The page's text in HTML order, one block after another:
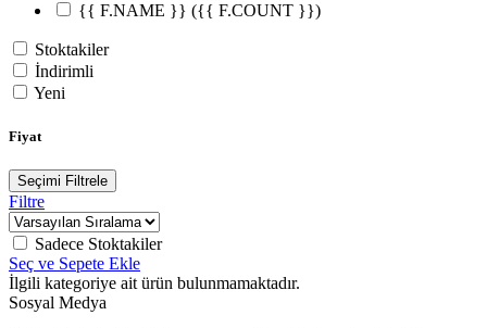
{{ F.NAME }} ({{ F.COUNT }})
Stoktakiler
İndirimli
Yeni
Fiyat
Seçimi Filtrele
Filtre
Sadece Stoktakiler
Seç ve Sepete Ekle
İlgili kategoriye ait ürün bulunmamaktadır.
Sosyal Medya